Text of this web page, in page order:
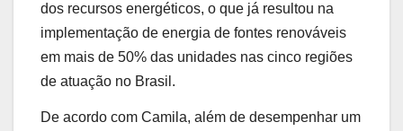
dos recursos energéticos, o que já resultou na
implementação de energia de fontes renováveis
em mais de 50% das unidades nas cinco regiões
de atuação no Brasil.
De acordo com Camila, além de desempenhar um